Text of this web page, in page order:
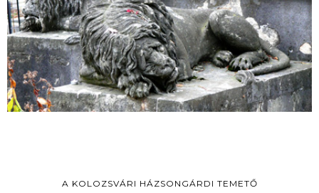
A KOLOZSVÁRI HÁZSONGÁRDI TEMETŐ